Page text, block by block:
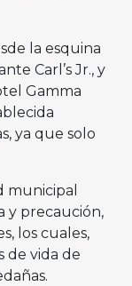
la esquina
Carl’s Jr., y
Gamma
ya que solo
municipal
y precaución,
los cuales,
de vida de